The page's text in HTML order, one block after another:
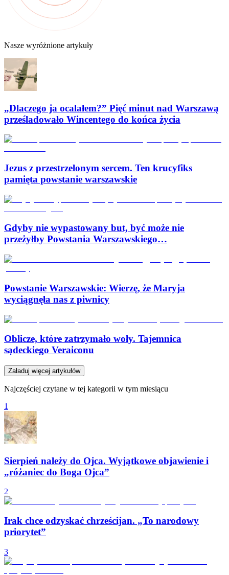
Nasze wyróżnione artykuły
„Dlaczego ja ocalałem?” Pięć minut nad Warszawą
prześladowało Wincentego do końca życia
Jezus z przestrzelonym sercem. Ten krucyfiks
pamięta powstanie warszawskie
Gdyby nie wypastowany but, być może nie
przeżyłby Powstania Warszawskiego…
Powstanie Warszawskie: Wierzę, że Maryja
wyciągnęła nas z piwnicy
Oblicze, które zatrzymało woły. Tajemnica
sądeckiego Veraiconu
Załaduj więcej artykułów
Najczęściej czytane w tej kategorii w tym miesiącu
1
Sierpień należy do Ojca. Wyjątkowe objawienie i
„różaniec do Boga Ojca”
2
Irak chce odzyskać chrześcijan. „To narodowy
priorytet”
3